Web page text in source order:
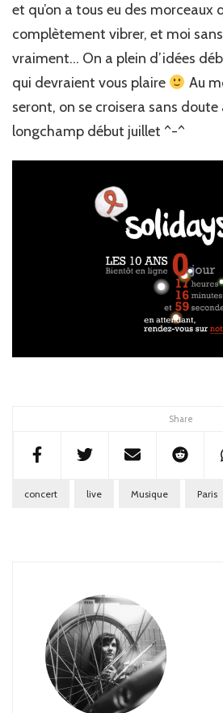
Share
et qu’on a tous eu des morceaux
complètement vibrer, et moi
vraiment… On a plein d’idées
qui devraient vous plaire
Au
seront, on se croisera sans doute
longchamp début juillet ^-^
concert live Musique Paris